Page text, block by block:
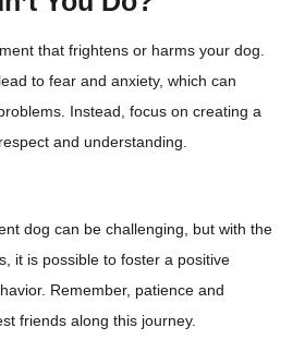
that frightens or harms your dog.
to fear and anxiety, which can
Instead, focus on creating a
and understanding.
dog can be challenging, but with the
it is possible to foster a positive
Remember, patience and
friends along this journey.